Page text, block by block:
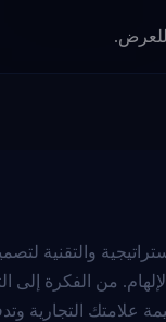
للعرض.
والتقنية
من الفكرة إلى
التجارية